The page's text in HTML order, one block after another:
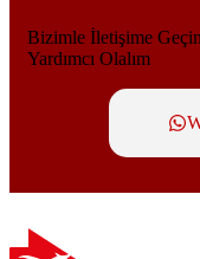
Bizimle İletişime
Yardımcı Olalım